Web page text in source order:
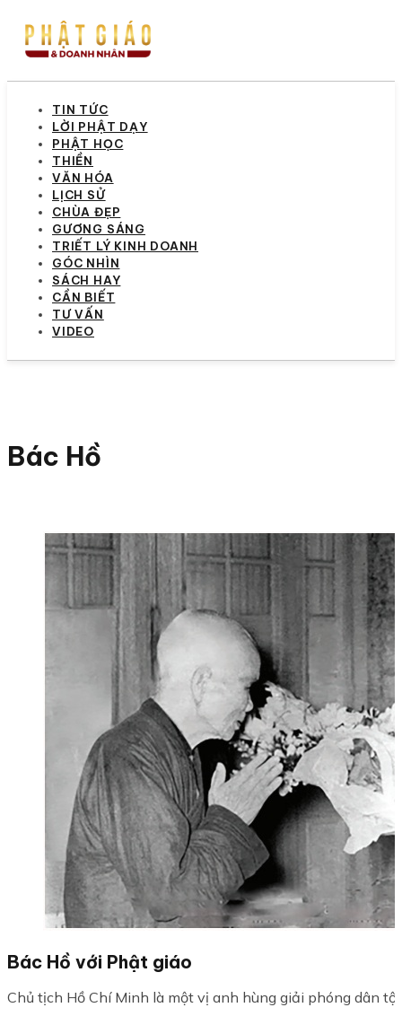
TIN TỨC
LỜI PHẬT DẠY
PHẬT HỌC
THIỀN
VĂN HÓA
LỊCH SỬ
CHÙA ĐẸP
GƯƠNG SÁNG
TRIẾT LÝ KINH DOANH
GÓC NHÌN
SÁCH HAY
CẦN BIẾT
TƯ VẤN
VIDEO
Bác Hồ
Bác Hồ với Phật giáo
Chủ tịch Hồ Chí Minh là một vị anh hùng giải phóng dân